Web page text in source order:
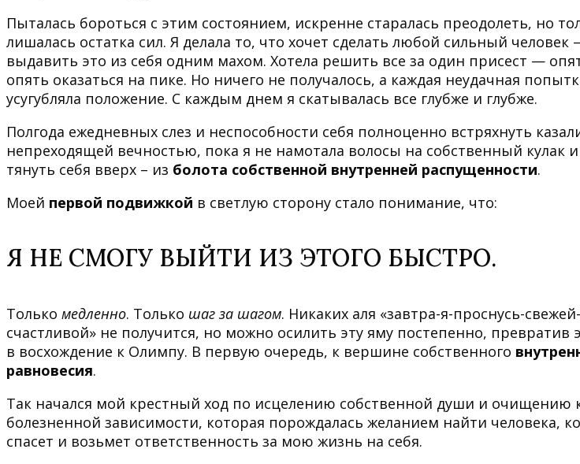
Пыталась бороться с этим состоянием, искренне старалась преодолеть, но
лишалась остатка сил. Я делала то, что хочет сделать любой сильный человек
выдавить это из себя одним махом. Хотела решить все за один присест —
опять оказаться на пике. Но ничего не получалось, а каждая неудачная
усугубляла положение. С каждым днем я скатывалась все глубже и глубже.
Полгода ежедневных слез и неспособности себя полноценно встряхнуть
непреходящей вечностью, пока я не намотала волосы на собственный кулак
тянуть себя вверх – из болота собственной внутренней распущенности.
Моей первой подвижкой в светлую сторону стало понимание, что:
Я НЕ СМОГУ ВЫЙТИ ИЗ ЭТОГО БЫСТРО.
Только медленно. Только шаг за шагом. Никаких аля «завтра-я-проснусь-
счастливой» не получится, но можно осилить эту яму постепенно, превратив
в восхождение к Олимпу. В первую очередь, к вершине собственного
равновесия.
Так начался мой крестный ход по исцелению собственной души и очищению
болезненной зависимости, которая порождалась желанием найти человека,
спасет и возьмет ответственность за мою жизнь на себя.